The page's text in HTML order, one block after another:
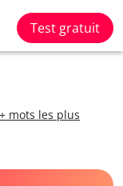
Test gratuit
mots les plus